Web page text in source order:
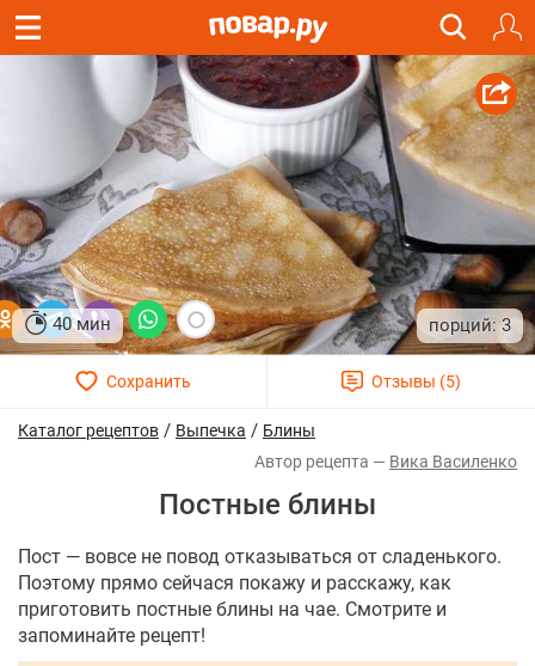
40 мин 3
Каталог рецептов / Выпечка / Блины
Вика Василенко
Постные блины
Пост — вовсе не повод отказываться от сладенького.
Поэтому прямо сейчася покажу и расскажу, как
приготовить постные блины на чае. Смотрите и
запоминайте рецепт!